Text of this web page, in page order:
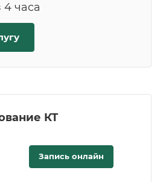
4 часа
КТ
Запись онлайн